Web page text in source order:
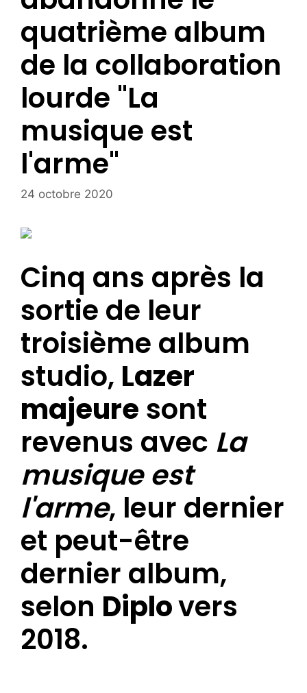
quatrième album
de la collaboration
lourde "La
musique est
l'arme"
24 octobre 2020
Cinq ans après la
sortie de leur
troisième album
studio, Lazer
majeure sont
revenus avec La
musique est
l'arme, leur dernier
et peut-être
dernier album,
selon Diplovers
2018.